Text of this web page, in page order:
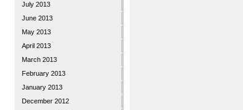
July 2013
June 2013
May 2013
April 2013
March 2013
February 2013
January 2013
December 2012